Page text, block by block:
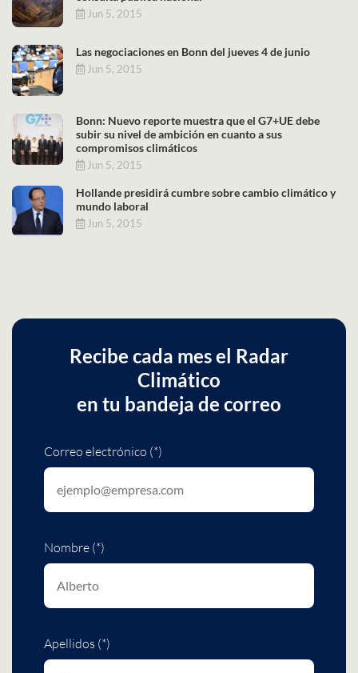
Jun 5, 2015
Las negociaciones en Bonn del jueves 4 de junio
Jun 5, 2015
Bonn: Nuevo reporte muestra que el G7+UE debe
subir su nivel de ambición en cuanto a sus
compromisos climáticos
Jun 5, 2015
Hollande presidirá cumbre sobre cambio climático y
mundo laboral
Jun 5, 2015
Recibe cada mes el Radar
Climático
en tu bandeja de correo
Correo electrónico (*)
Nombre (*)
Apellidos (*)